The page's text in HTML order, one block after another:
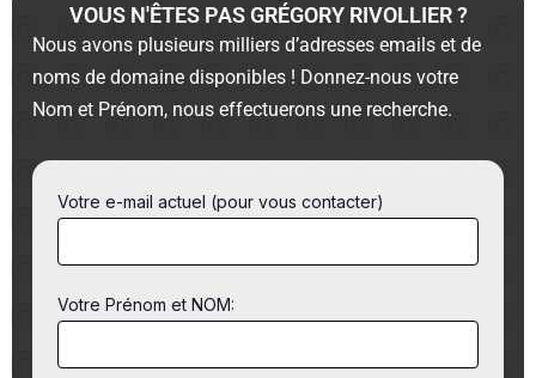
VOUS N'ÊTES PAS GRÉGORY RIVOLLIER ?
Nous avons plusieurs milliers d’adresses emails et de
noms de domaine disponibles ! Donnez-nous votre
Nom et Prénom, nous effectuerons une recherche.
Votre e-mail actuel (pour vous contacter)
Votre Prénom et NOM: